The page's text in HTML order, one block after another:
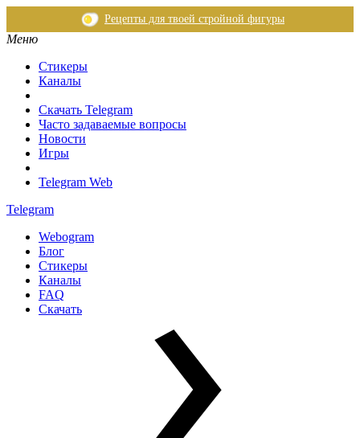
Рецепты для твоей стройной фигуры
Меню
Стикеры
Каналы
Скачать Telegram
Часто задаваемые вопросы
Новости
Игры
Telegram Web
Telegram
Webogram
Блог
Стикеры
Каналы
FAQ
Скачать